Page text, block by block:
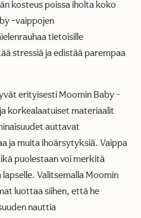
kosteus poissa iholta koko
-vaippojen
tietoisille
stressiä ja edistää parempaa
erityisesti Moomin Baby -
korkealaatuiset materiaalit
auttavat
ja muita ihoärsytyksiä. Vaippa
puolestaan voi merkitä
Valitsemalla Moomin
luottaa siihen, että he
nauttia